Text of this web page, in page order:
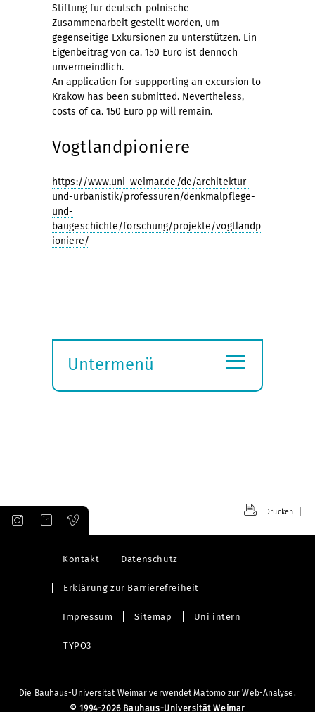
Stiftung für deutsch-polnische
Zusammenarbeit gestellt worden, um
gegenseitige Exkursionen zu unterstützen. Ein
Eigenbeitrag von ca. 150 Euro ist dennoch
unvermeindlich.
An application for suppporting an excursion to
Krakow has been submitted. Nevertheless,
costs of ca. 150 Euro pp will remain.
Vogtlandpioniere
https://www.uni-weimar.de/de/architektur-
und-urbanistik/professuren/denkmalpflege-
und-
baugeschichte/forschung/projekte/vogtlandp
ioniere/
Untermenü
≡
Drucken
Kontakt Datenschutz
Erklärung zur Barrierefreiheit
Impressum Sitemap Uni intern
TYPO3
Die Bauhaus-Universität Weimar verwendet Matomo zur Web-Analyse.
© 1994-2026 Bauhaus-Universität Weimar